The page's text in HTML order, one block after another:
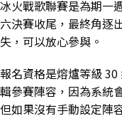
冰火戰歌聯賽是為期一
六決賽收尾，最終角逐
失，可以放心參與。
報名資格是熔爐等級
輯參賽陣容，因為系統
但如果沒有手動設定陣